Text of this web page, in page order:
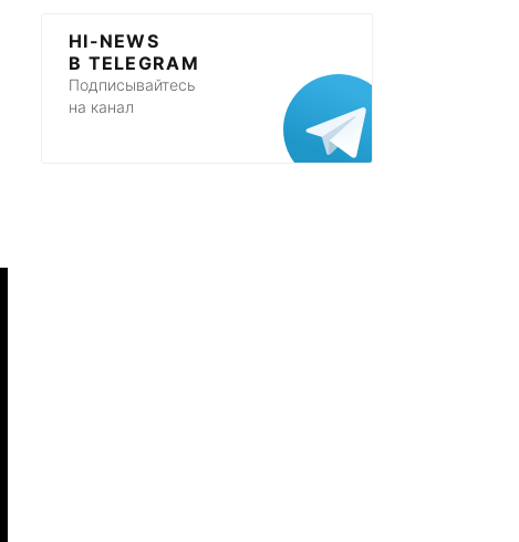
HI-NEWS
В TELEGRAM
Подписывайтесь
на канал